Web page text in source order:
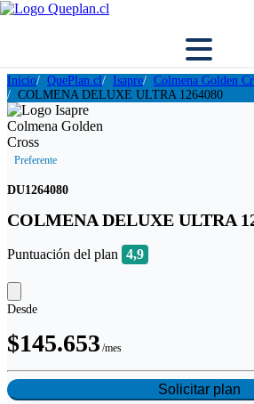
Inicio QuePlan.cl Isapre Colmena Golden
COLMENA DELUXE ULTRA 1264080
Preferente
DU1264080
COLMENA DELUXE ULTRA
Puntuación del plan 4,9
Desde
$145.653 /mes
Solicitar plan